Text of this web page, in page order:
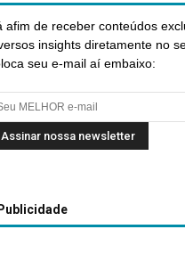
afim de receber conteúdos
insights diretamente no
seu e-mail aí embaixo:
Publicidade